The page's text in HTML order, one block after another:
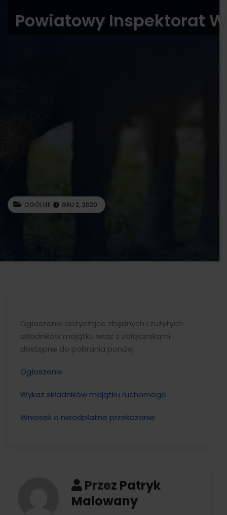
Powiatowy Inspektorat
OGÓLNE GRU 2, 2020
Ogłoszenie dotyczące zbędnych i zużytych
składników majątku wraz z załącznikami
dostępne do pobrania poniżej
Ogłoszenie
Wykaz składników majątku ruchomego
Wniosek o nieodpłatne przekazanie
Przez Patryk
Malowany